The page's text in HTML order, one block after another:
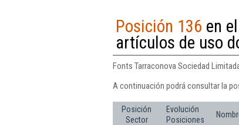
Posición 136 en
artículos de uso
Fonts Tarraconova Sociedad
A continuación podrá consultar la
Posición
Sector
Evolución
Posiciones